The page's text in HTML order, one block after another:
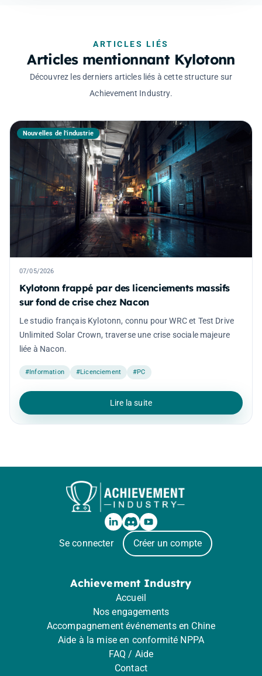
ARTICLES LIÉS
Articles mentionnant Kylotonn
Découvrez les derniers articles liés à cette structure sur
Achievement Industry.
Nouvelles de l'industrie
07/05/2026
Kylotonn frappé par des licenciements massifs
sur fond de crise chez Nacon
Le studio français Kylotonn, connu pour WRC et Test Drive
Unlimited Solar Crown, traverse une crise sociale majeure
liée à Nacon.
#Information #Licenciement #PC
Lire la suite
Se connecter Créer un compte
Achievement Industry
Accueil
Nos engagements
Accompagnement événements en Chine
Aide à la mise en conformité NPPA
FAQ / Aide
Contact